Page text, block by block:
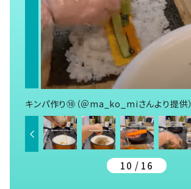
キンパ作り⑩（＠ma_ko_miさんより提供）
10 / 16